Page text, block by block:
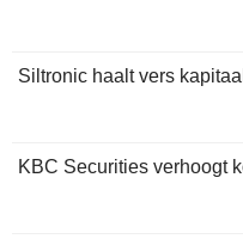
Siltronic haalt vers
KBC Securities verhoogt